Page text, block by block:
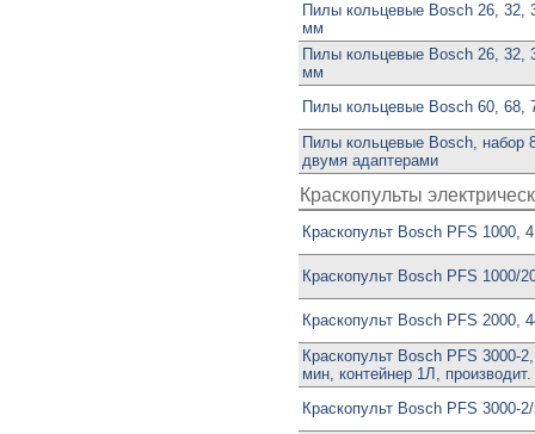
Пилы кольцевые Bosch 26, 32,
мм
Пилы кольцевые Bosch 26, 32,
мм
Пилы кольцевые Bosch 60, 68,
Пилы кольцевые Bosch, набор
двумя адаптерами
Краскопульты
Краскопульт Bosch PFS 1000,
Краскопульт Bosch PFS 1000/
Краскопульт Bosch PFS 2000,
Краскопульт Bosch PFS 3000-
мин, контейнер 1Л,
Краскопульт Bosch PFS 3000-